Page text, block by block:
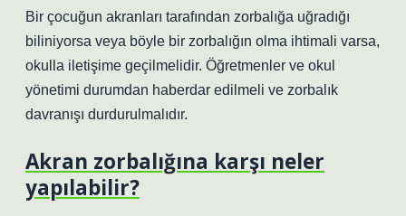
Bir çocuğun akranları tarafından zorbalığa uğradığı
biliniyorsa veya böyle bir zorbalığın olma ihtimali varsa,
okulla iletişime geçilmelidir. Öğretmenler ve okul
yönetimi durumdan haberdar edilmeli ve zorbalık
davranışı durdurulmalıdır.
Akran zorbalığına karşı neler
yapılabilir?